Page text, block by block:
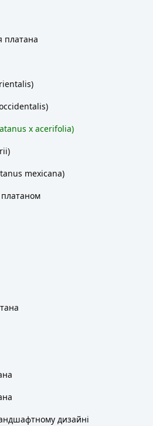
платана
x acerifolia)
mexicana)
дизайні